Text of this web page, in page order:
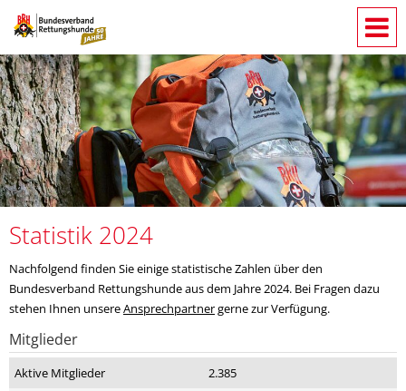
Statistik 2024
Nachfolgend finden Sie einige statistische Zahlen über den
Bundesverband Rettungshunde aus dem Jahre 2024. Bei Fragen dazu
stehen Ihnen unsereAnsprechpartnergerne zur Verfügung.
Mitglieder
Aktive Mitglieder
2.385